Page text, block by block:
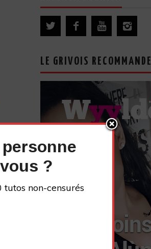
lit,
LE GRIVOIS RECOMMANDE
?
non-censurés